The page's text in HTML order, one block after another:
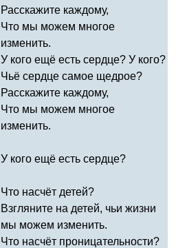
Расскажите каждому,
Что мы можем многое
изменить.
У кого ещё есть сердце? У кого?
Чьё сердце самое щедрое?
Расскажите каждому,
Что мы можем многое
изменить.
У кого ещё есть сердце?
Что насчёт детей?
Взгляните на детей, чьи жизни
мы можем изменить.
Что насчёт проницательности?